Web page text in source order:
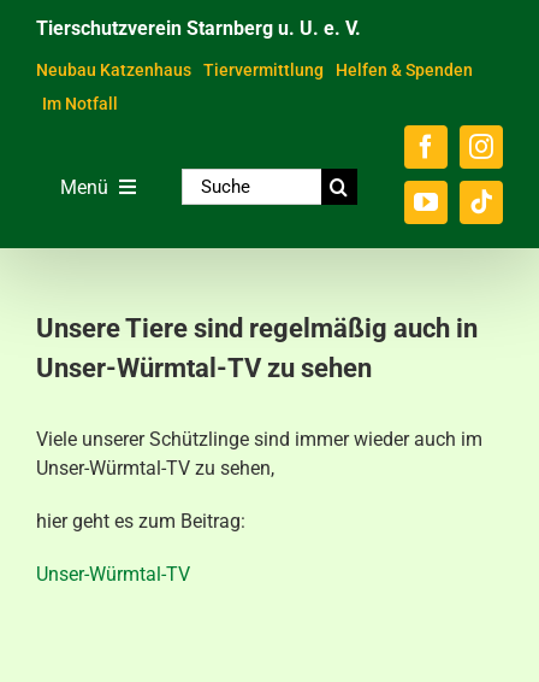
Inhalt
springen
Tierschutzverein Starnberg u. U. e. V.
Neubau Katzenhaus Tiervermittlung
Helfen & Spenden
Im Notfall
Menü
Der Verein
Ratgeber & Service
Aktuelles
Suche
nach:
Unsere Tiere sind regelmäßig auch in
Unser-Würmtal-TV zu sehen
Viele unserer Schützlinge sind immer wieder auch im
Unser-Würmtal-TV zu sehen,
hier geht es zum Beitrag:
Unser-Würmtal-TV